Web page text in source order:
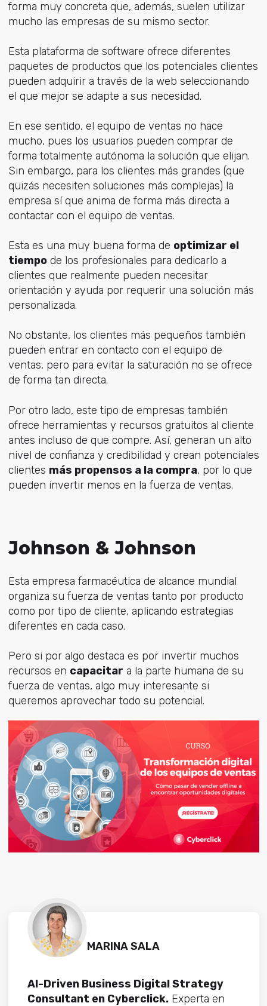
forma muy concreta que, además, suelen utilizar
mucho las empresas de su mismo sector.
Esta plataforma de software ofrece diferentes
paquetes de productos que los potenciales clientes
pueden adquirir a través de la web seleccionando
el que mejor se adapte a sus necesidad.
En ese sentido, el equipo de ventas no hace
mucho, pues los usuarios pueden comprar de
forma totalmente autónoma la solución que elijan.
Sin embargo, para los clientes más grandes (que
quizás necesiten soluciones más complejas) la
empresa sí que anima de forma más directa a
contactar con el equipo de ventas.
Esta es una muy buena forma de optimizar el
tiempode los profesionales para dedicarlo a
clientes que realmente pueden necesitar
orientación y ayuda por requerir una solución más
personalizada.
No obstante, los clientes más pequeños también
pueden entrar en contacto con el equipo de
ventas, pero para evitar la saturación no se ofrece
de forma tan directa.
Por otro lado, este tipo de empresas también
ofrece herramientas y recursos gratuitos al cliente
antes incluso de que compre. Así, generan un alto
nivel de confianza y credibilidad y crean potenciales
clientes más propensos a la compra, por lo que
pueden invertir menos en la fuerza de ventas.
Johnson & Johnson
Esta empresa farmacéutica de alcance mundial
organiza su fuerza de ventas tanto por producto
como por tipo de cliente, aplicando estrategias
diferentes en cada caso.
Pero si por algo destaca es por invertir muchos
recursos en capacitar a la parte humana de su
fuerza de ventas, algo muy interesante si
queremos aprovechar todo su potencial.
MARINA SALA
AI-Driven Business Digital Strategy
Consultant en Cyberclick.Experta en